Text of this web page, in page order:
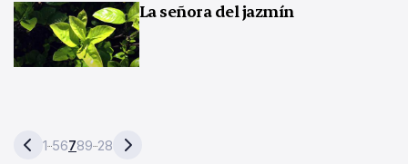
La señora del jazmín
1…56789…28